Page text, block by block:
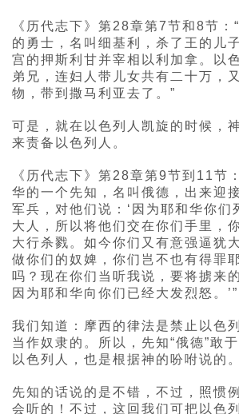
《历代志下》第28章第7节和8节：
的勇士，名叫细基利，杀了王的儿
宫的押斯利甘并宰相以利加拿。以
弟兄，连妇人带儿女共有二十万，
物，带到撒马利亚去了。”
可是，就在以色列人凯旋的时候，
来责备以色列人。
《历代志下》第28章第9节到11节
华的一个先知，名叫俄德，出来迎
军兵，对他们说：‘因为耶和华你们
大人，所以将他们交在你们手里，
大行杀戮。如今你们又有意强逼犹
做你们的奴婢，你们岂不也有得罪
吗？现在你们当听我说，要将掳来
因为耶和华向你们已经大发烈怒。’”
我们知道：摩西的律法是禁止以色
当作奴隶的。所以，先知“俄德”敢
以色列人，也是根据神的吩咐说的。
先知的话说的是不错，不过，照惯
会听的！不过，这回我们可把以色